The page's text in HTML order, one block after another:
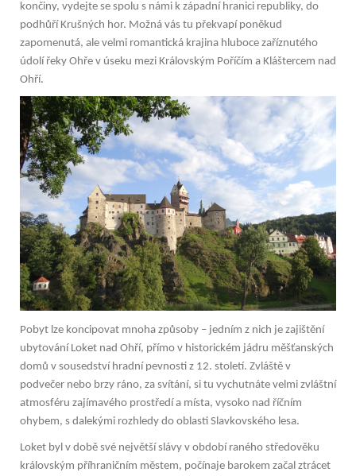
končiny, vydejte se spolu s námi k západní hranici republiky, do
podhůří Krušných hor. Možná vás tu překvapí poněkud
zapomenutá, ale velmi romantická krajina hluboce zaříznutého
údolí řeky Ohře v úseku mezi Královským Poříčím a Kláštercem nad
Ohří.
Pobyt lze koncipovat mnoha způsoby – jedním z nich je zajištění
ubytování Loket nad Ohří, přímo v historickém jádru měšťanských
domů v sousedství hradní pevnosti z 12. století. Zvláště v
podvečer nebo brzy ráno, za svítání, si tu vychutnáte velmi zvláštní
atmosféru zajímavého prostředí a místa, vysoko nad říčním
ohybem, s dalekými rozhledy do oblasti Slavkovského lesa.
Loket byl v době své největší slávy v období raného středověku
královským příhraničním městem, počínaje barokem začal ztrácet